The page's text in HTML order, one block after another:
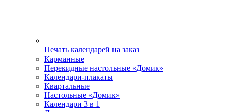
Печать календарей на заказ
Карманные
Перекидные настольные «Домик»
Календари-плакаты
Квартальные
Настольные «Домик»
Календари 3 в 1